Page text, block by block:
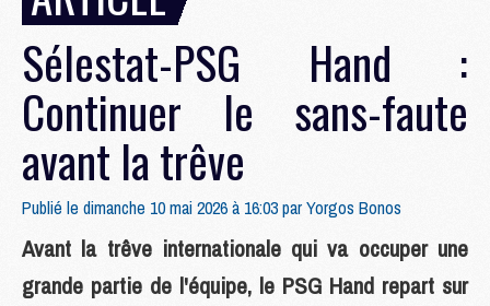
Sélestat-PSG Hand :
Continuer le sans-faute
avant la trêve
Publié le dimanche 10 mai 2026 à 16:03 parYorgos Bonos
Avant la trêve internationale qui va occuper une
grande partie de l'équipe, le PSG Hand repart sur